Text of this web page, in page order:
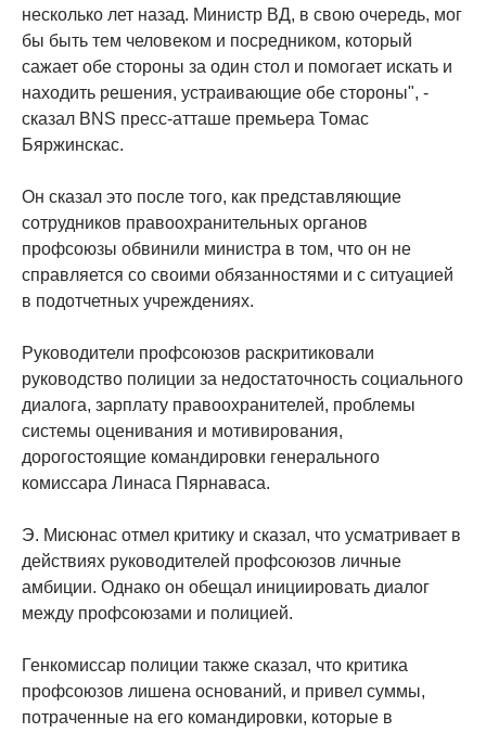
несколько лет назад. Министр ВД, в свою очередь, мог
бы быть тем человеком и посредником, который
сажает обе стороны за один стол и помогает искать и
находить решения, устраивающие обе стороны", -
сказал BNS пресс-атташе премьера Томас
Бяржинскас.
Он сказал это после того, как представляющие
сотрудников правоохранительных органов
профсоюзы обвинили министра в том, что он не
справляется со своими обязанностями и с ситуацией
в подотчетных учреждениях.
Руководители профсоюзов раскритиковали
руководство полиции за недостаточность социального
диалога, зарплату правоохранителей, проблемы
системы оценивания и мотивирования,
дорогостоящие командировки генерального
комиссара Линаса Пярнаваса.
Э. Мисюнас отмел критику и сказал, что усматривает в
действиях руководителей профсоюзов личные
амбиции. Однако он обещал инициировать диалог
между профсоюзами и полицией.
Генкомиссар полиции также сказал, что критика
профсоюзов лишена оснований, и привел суммы,
потраченные на его командировки, которые в